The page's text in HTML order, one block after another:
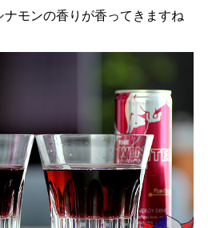
ナモンの香りが香ってきますね